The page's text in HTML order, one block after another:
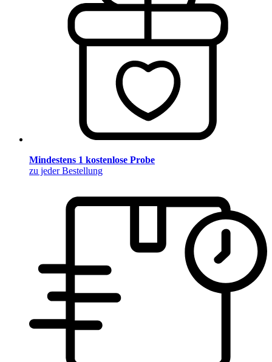
Mindestens 1 kostenlose Probe
zu jeder Bestellung